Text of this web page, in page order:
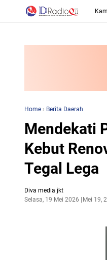
Home › Berita Daerah
Mendekati
Kebut
Tegal Lega
Diva media jkt
Selasa, 19 Mei 2026
Mei 19,